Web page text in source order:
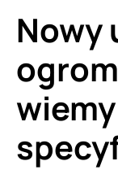
Nowy